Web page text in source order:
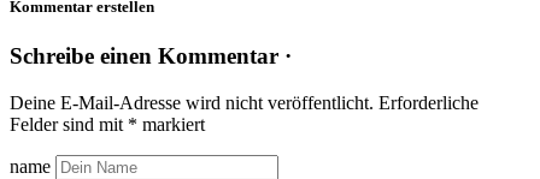
Kommentar erstellen
Schreibe einen Kommentar ·
Deine E-Mail-Adresse wird nicht veröffentlicht. Erforderliche
Felder sind mit * markiert
name